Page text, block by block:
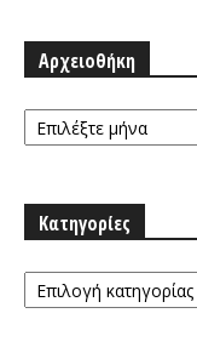
Αρχειοθήκη
Αρχειοθήκη
Κατηγορίες
Κατηγορίες